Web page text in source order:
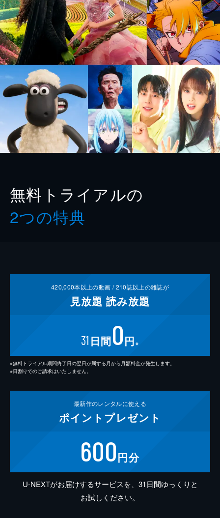
無料トライアルの
2つの特典
420,000本以上の動画 /210誌以上の雑誌が
見放題 読み放題
31 日間0円 ※
※無料トライアル期間終了日の翌日が属する月から月額料金が発生します。
※日割りでのご請求はいたしません。
最新作のレンタルに使える
ポイント プレゼント
600円分
U-NEXTがお届けするサービスを、31日間ゆっくりと
お試しください。